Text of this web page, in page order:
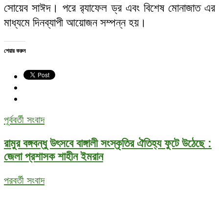
সোয়েব সাঈদ। পরে র‌্যাফেল ড্র এবং বিশেষ মোনাজাত এর
মাধ্যমে দিনব্যাপী আয়োজন সম্পন্ন হয়।
শেয়ার করুন
পূর্ববর্তী সংবাদ
রামুর বঙ্গবন্ধু উৎসবে বাঙ্গালী সংস্কৃতির ঐতিহ্য ফুটে উঠেছে :
জেলা প্রশাসক শাহীন ইমরান
পরবর্তী সংবাদ